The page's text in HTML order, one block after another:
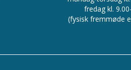
fredag kl.
(fysisk fremmøde